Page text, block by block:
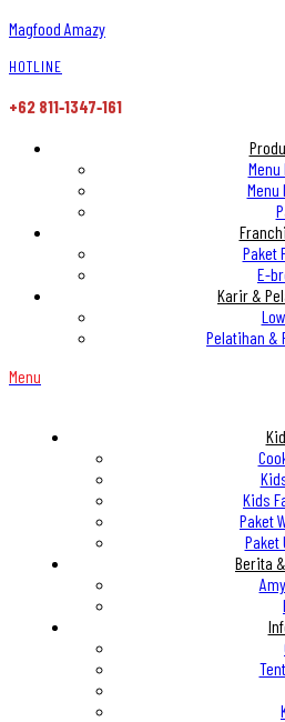
Magfood Amazy
HOTLINE
+62 811‑1347‑161
Menu
Menu
Paket
E-
Karir &
Pelatihan &
Menu
Kids
Paket
Paket
Berita